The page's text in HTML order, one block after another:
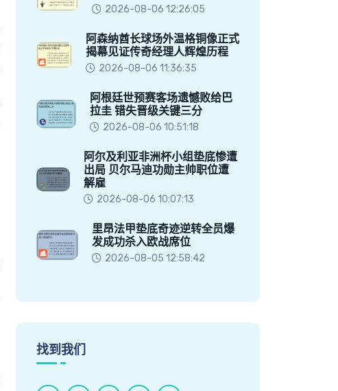
2026-08-06 12:26:05
阿森纳酋长球场外温格铜像正式
揭幕见证传奇经理人辉煌历程
2026-08-06 11:36:35
阿根廷世预赛客场遗憾败给巴
拉圭 错失晋级关键三分
2026-08-06 10:51:18
阿尔及利亚非洲杯小组垫底惨遭
出局 贝尔马迪功勋主帅职位遭
解雇
2026-08-06 10:07:13
里昂法甲垫底奇迹逆转全员爆
发成功杀入欧战席位
2026-08-05 12:58:42
找到我们